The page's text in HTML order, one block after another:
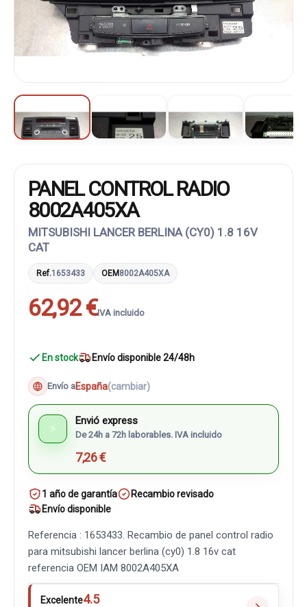
PANEL CONTROL RADIO
8002A405XA
MITSUBISHI LANCER BERLINA (CY0) 1.8 16V
CAT
Ref.1653433 OEM8002A405XA
62,92 €IVA incluido
En stock Envío disponible 24/48h
Envío aEspaña(cambiar)
⚡
Envió express
De 24h a 72h laborables. IVA incluido
7,26 €
1 año de garantía
Recambio revisado
Envío disponible
Referencia : 1653433. Recambio de panel control radio
para mitsubishi lancer berlina (cy0) 1.8 16v cat
referencia OEM IAM 8002A405XA
Excelente4.5